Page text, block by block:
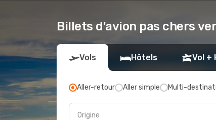
Billets d'avion pas chers
Vols Hôtels Vol +
Aller-retour Aller simple Multi-
Origine